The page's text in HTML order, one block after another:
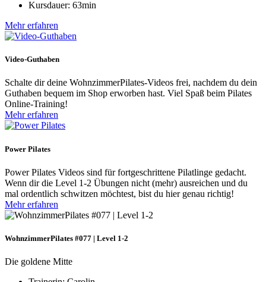
Kursdauer: 63min
Mehr erfahren
Video-Guthaben
Schalte dir deine WohnzimmerPilates-Videos frei, nachdem du dein
Guthaben bequem im Shop erworben hast. Viel Spaß beim Pilates
Online-Training!
Mehr erfahren
Power Pilates
Power Pilates Videos sind für fortgeschrittene Pilatlinge gedacht.
Wenn dir die Level 1-2 Übungen nicht (mehr) ausreichen und du
mal ordentlich schwitzen möchtest, bist du hier genau richtig!
Mehr erfahren
WohnzimmerPilates #077 | Level 1-2
Die goldene Mitte